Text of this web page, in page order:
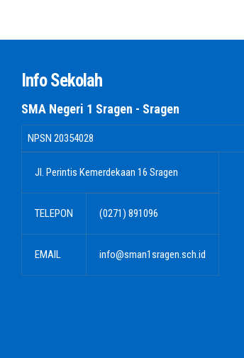
Info Sekolah
SMA Negeri 1 Sragen - Sragen
NPSN 20354028
Jl. Perintis Kemerdekaan 16 Sragen
TELEPON (0271) 891096
EMAIL info@sman1sragen.sch.id